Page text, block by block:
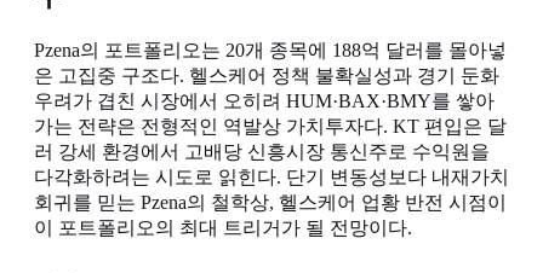
Pzena의 포트폴리오는 20개 종목에 188억 달러를 몰아넣
은 고집중 구조다. 헬스케어 정책 불확실성과 경기 둔화
우려가 겹친 시장에서 오히려 HUM·BAX·BMY를 쌓아
가는 전략은 전형적인 역발상 가치투자다. KT 편입은 달
러 강세 환경에서 고배당 신흥시장 통신주로 수익원을
다각화하려는 시도로 읽힌다. 단기 변동성보다 내재가치
회귀를 믿는 Pzena의 철학상, 헬스케어 업황 반전 시점이
이 포트폴리오의 최대 트리거가 될 전망이다.